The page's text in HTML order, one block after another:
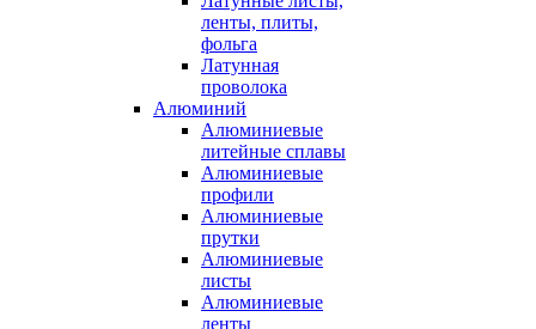
ленты, плиты,
фольга
Латунная
проволока
Алюминий
Алюминиевые
литейные сплавы
Алюминиевые
профили
Алюминиевые
прутки
Алюминиевые
листы
Алюминиевые
ленты